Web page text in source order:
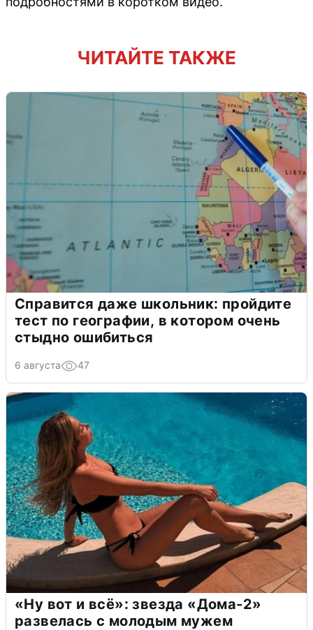
ЧИТАЙТЕ ТАКЖЕ
Справится даже школьник: пройдите
тест по географии, в котором очень
стыдно ошибиться
6 августа 47
«Ну вот и всё»: звезда «Дома-2»
развелась с молодым мужем